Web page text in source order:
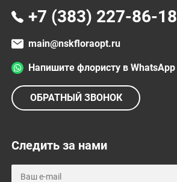
+7 (383) 227-86-18
main@nskfloraopt.ru
Напишите флористу в WhatsApp
ОБРАТНЫЙ ЗВОНОК
Следить за нами